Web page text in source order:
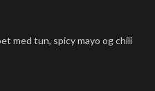
med tun, spicy mayo og chili